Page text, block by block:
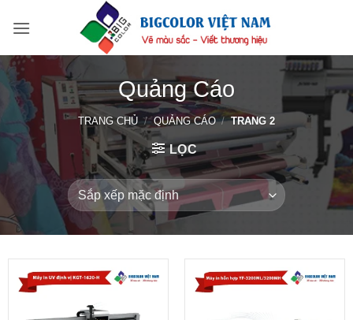
qua
dung
Quảng Cáo
TRANG CHỦ / QUẢNG CÁO / TRANG 2
LỌC